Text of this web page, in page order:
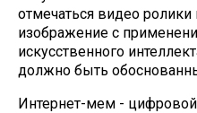
отмечаться видео ролики
изображение с
искусственного
должно быть
Интернет-мем -